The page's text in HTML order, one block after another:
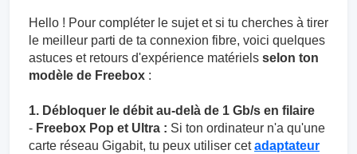
Hello ! Pour compléter le sujet et si tu cherches à tirer
le meilleur parti de ta connexion fibre, voici quelques
astuces et retours d'expérience matériels selon ton
modèle de Freebox :
1. Débloquer le débit au-delà de 1 Gb/s en filaire
- Freebox Pop et Ultra : Si ton ordinateur n'a qu'une
carte réseau Gigabit, tu peux utiliser cetadaptateur